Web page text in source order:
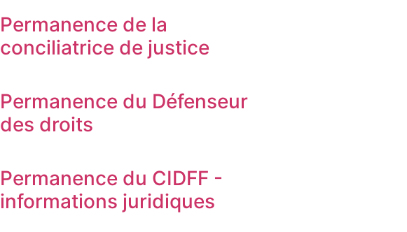
Permanence de la
conciliatrice de justice
Permanence du Défenseur
des droits
Permanence du CIDFF -
informations juridiques